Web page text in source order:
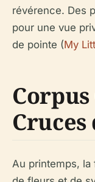
révérence. Des
pour une vue
de pointe (My
Cruces
Au printemps, la